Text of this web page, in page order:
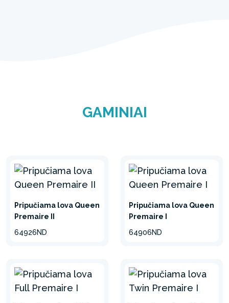
GAMINIAI
Pripučiama lova Queen
Premaire II
64926ND
Pripučiama lova Queen
Premaire I
64906ND